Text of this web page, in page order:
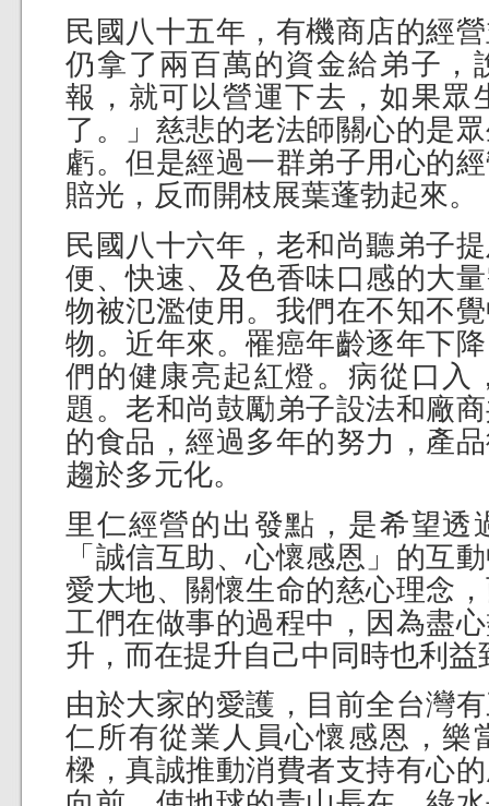
民國八十五年，有機商店的經
仍拿了兩百萬的資金給弟子，
報，就可以營運下去，如果眾
了。」慈悲的老法師關心的是
虧。但是經過一群弟子用心的
賠光，反而開枝展葉蓬勃起來。
民國八十六年，老和尚聽弟子
便、快速、及色香味口感的大
物被氾濫使用。我們在不知不
物。近年來。罹癌年齡逐年下
們的健康亮起紅燈。病從口入
題。老和尚鼓勵弟子設法和廠
的食品，經過多年的努力，產
趨於多元化。
里仁經營的出發點，是希望透
「誠信互助、心懷感恩」的互
愛大地、關懷生命的慈心理念
工們在做事的過程中，因為盡
升，而在提升自己中同時也利益
由於大家的愛護，目前全台灣
仁所有從業人員心懷感恩，樂
樑，真誠推動消費者支持有心